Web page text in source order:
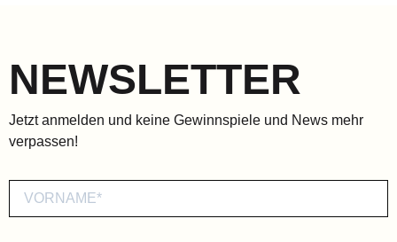
NEWSLETTER
Jetzt anmelden und keine Gewinnspiele und News mehr
verpassen!